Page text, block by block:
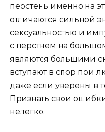
перстень именно на
отличаются сильной
сексуальностью и
с перстнем на
являются большими
вступают в спор при
даже если уверены в
Признать свои
нелегко.